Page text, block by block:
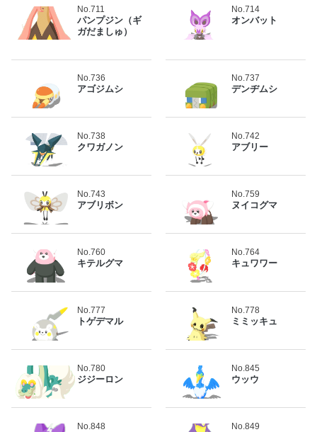
No.711
パンプジン（ギ
ガだましゅ）
No.714
オンバット
No.736
アゴジムシ
No.737
デンヂムシ
No.738
クワガノン
No.742
アブリー
No.743
アブリボン
No.759
ヌイコグマ
No.760
キテルグマ
No.764
キュワワー
No.777
トゲデマル
No.778
ミミッキュ
No.780
ジジーロン
No.845
ウッウ
No.848 No.849